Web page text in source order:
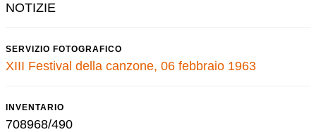
NOTIZIE
SERVIZIO FOTOGRAFICO
XIII Festival della canzone, 06 febbraio 1963
INVENTARIO
708968/490